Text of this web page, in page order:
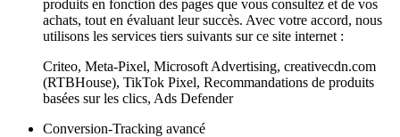
produits en fonction des pages que vous consultez et de vos
achats, tout en évaluant leur succès. Avec votre accord, nous
utilisons les services tiers suivants sur ce site internet :
Criteo, Meta-Pixel, Microsoft Advertising, creativecdn.com
(RTBHouse), TikTok Pixel, Recommandations de produits
basées sur les clics, Ads Defender
Conversion-Tracking avancé